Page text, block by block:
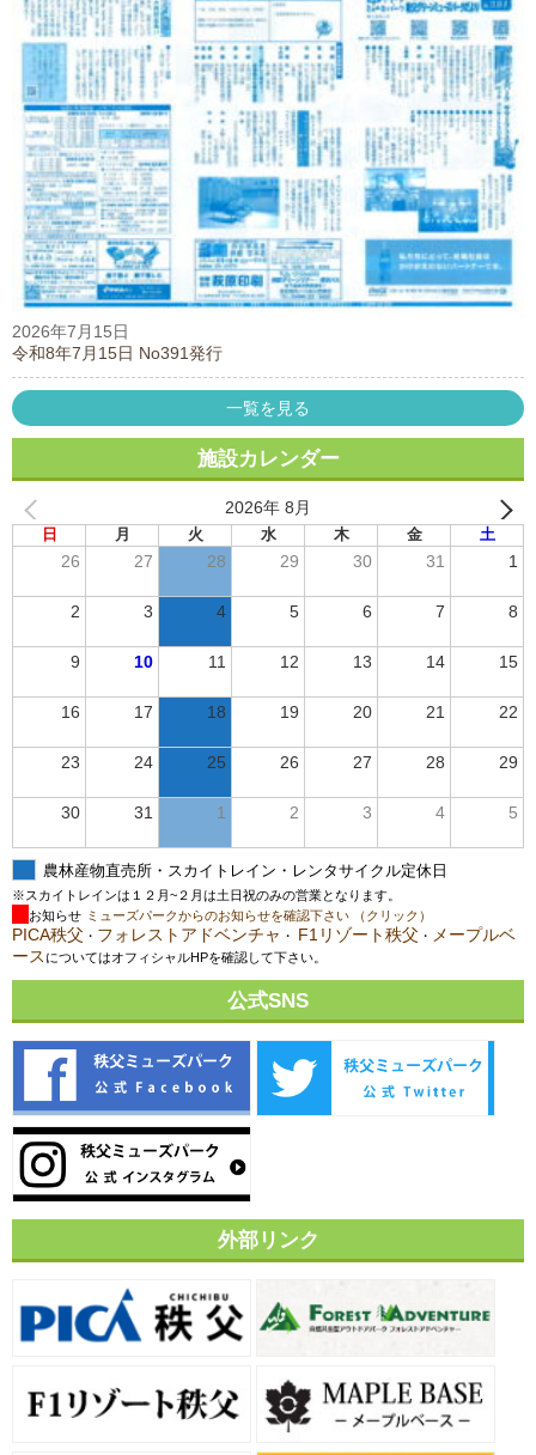
2026年7月15日
令和8年7月15日 No391発行
一覧を見る
施設カレンダー
2026年 8月
日 月 火 水 木 金 土
26 27 28 29 30 31 1
2 3 4 5 6 7 8
9 10 11 12 13 14 15
16 17 18 19 20 21 22
23 24 25 26 27 28 29
30 31 1 2 3 4 5
農林産物直売所・スカイトレイン・レンタサイクル定休日
※スカイトレインは１２月~２月は土日祝のみの営業となります。
お知らせ ミューズパークからのお知らせを確認下さい （クリック）
PICA秩父 ・ フォレストアドベンチャ ・ F1リゾート秩父 ・ メープルベ
ース についてはオフィシャルHPを確認して下さい。
公式SNS
外部リンク